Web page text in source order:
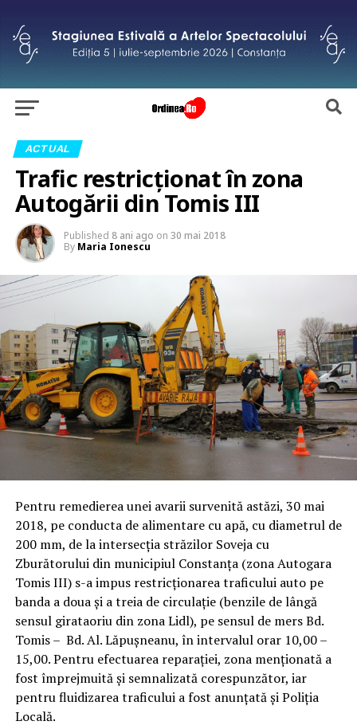
ACTUAL
Trafic restricționat în zona
Autogării din Tomis III
Published 8 ani ago on 30 mai 2018
By Maria Ionescu
Pentru remedierea unei avarii survenită astăzi, 30 mai
2018, pe conducta de alimentare cu apă, cu diametrul de
200 mm, de la intersecția străzilor Soveja cu
Zburătorului din municipiul Constanța (zona Autogara
Tomis III) s-a impus restricționarea traficului auto pe
banda a doua și a treia de circulație (benzile de lângă
sensul girataoriu din zona Lidl), pe sensul de mers Bd.
Tomis – Bd. Al. Lăpușneanu, în intervalul orar 10,00 –
15,00. Pentru efectuarea reparației, zona menționată a
fost împrejmuită și semnalizată corespunzător, iar
pentru fluidizarea traficului a fost anunțată și Poliția
Locală.